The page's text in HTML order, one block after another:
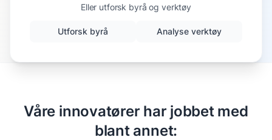
Eller utforsk byrå og verktøy
Utforsk byrå Analyse verktøy
Våre innovatører har jobbet med
blant annet: